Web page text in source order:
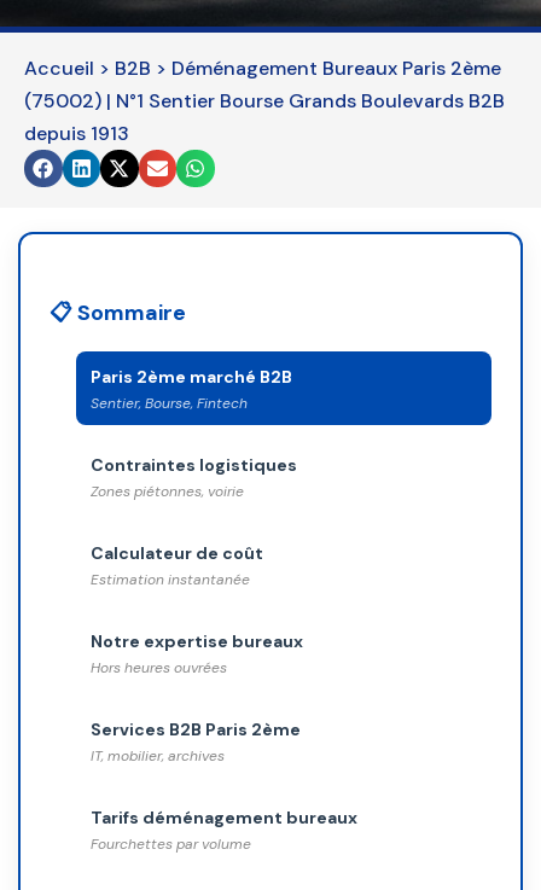
be
left
blank
Accueil > B2B > Déménagement Bureaux Paris 2ème
(75002) | N°1 Sentier Bourse Grands Boulevards B2B
depuis 1913
📋 Sommaire
Paris 2ème marché B2B
Sentier, Bourse, Fintech
Contraintes logistiques
Zones piétonnes, voirie
Calculateur de coût
Estimation instantanée
Notre expertise bureaux
Hors heures ouvrées
Services B2B Paris 2ème
IT, mobilier, archives
Tarifs déménagement bureaux
Fourchettes par volume